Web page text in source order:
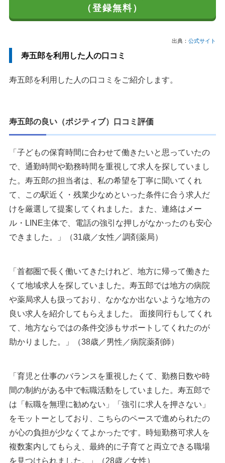
（登録無料）
出典： 公式サイト
寿五郎を利用した人の口コミ
寿五郎を利用した人の口コミをご紹介します。
寿五郎の良い（ポジティブ）口コミ評価
「子どもの保育時間に合わせて働きたいと思っていたの
で、通勤時間や勤務時間を重視して求人を探していまし
た。寿五郎の担当者は、私の希望を丁寧に聞いてくれ
て、この駅近く・残業少なめといった条件に合う求人だ
けを厳選して提案してくれました。また、連絡はメー
ル・LINE主体で、電話の強引な押しがなかったのも安心
できました。」（31歳／女性／調剤薬局）
「首都圏で長く働いてきたけれど、地方に帰って働きた
くて地域求人を探していました。寿五郎では地方の病院
や薬局求人も扱っており、なかなか出ないような地方の
良い求人を紹介してもらえました。 面接同行もしてくれ
て、地方ならではの条件交渉もサポートしてくれたのが
助かりました。」（38歳／男性／病院薬剤師）
「育児と仕事のバランスを重視したくて、勤務日数や時
間の制約がある中で転職活動をしていました。寿五郎で
は「転職を無理に勧めない」「強引に求人を押さない」
をモットーとしており、こちらのペースで進められたの
が心の負担が少なくてよかったです。時短勤務可求人を
複数案内してもらえ、最終的に子育てと両立できる職場
を見つけられました。」（28歳／女性）